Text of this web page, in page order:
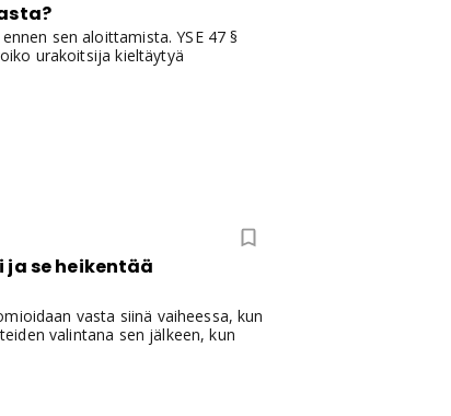
sen aloittamista. YSE 47 §
urakoitsija kieltäytyä
se heikentää
vasta siinä vaiheessa, kun
valintana sen jälkeen, kun